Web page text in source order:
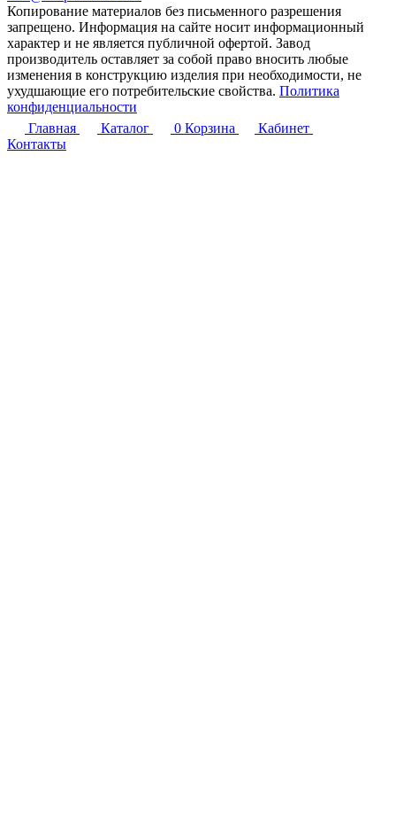
Копирование материалов без письменного разрешения
запрещено. Информация на сайте носит информационный
характер и не является публичной офертой. Завод
производитель оставляет за собой право вносить любые
изменения в конструкцию изделия при необходимости, не
ухудшающие его потребительские свойства. Политика
конфиденциальности
Главная
Каталог 0 Корзина
Кабинет
Контакты